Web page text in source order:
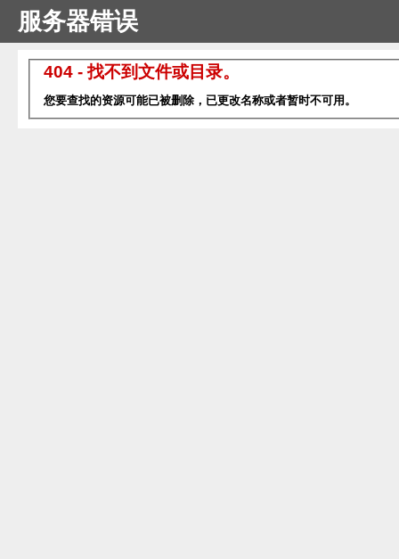
服务器错误
404 - 找不到文件或目录。
您要查找的资源可能已被删除，已更改名称或者暂时不可用。